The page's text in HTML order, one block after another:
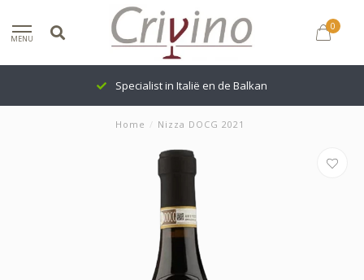
MENU
0
Specialist in Italië en de Balkan
Home / Nizza DOCG 2021